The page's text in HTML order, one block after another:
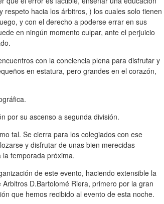
hacia los árbitros, ) los cuales solo tienen
y con el derecho a poderse errar en sus
en ningún momento culpar, ante el perjuicio
con la conciencia plena para disfrutar y
en estatura, pero grandes en el corazón,
por su ascenso a segunda división.
tal. Se cierra para los colegiados con ese
y disfrutar de unas bien merecidas
temporada próxima.
de este evento, haciendo extensible la
D.Bartolomé Riera, primero por la gran
que hemos recibido al evento de esta noche.